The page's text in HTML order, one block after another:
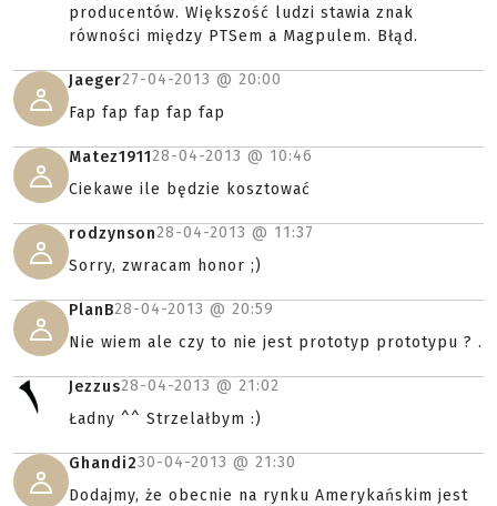
producentów. Większość ludzi stawia znak
równości między PTSem a Magpulem. Błąd.
Jaeger27-04-2013 @ 20:00
Fap fap fap fap fap
Matez191128-04-2013 @ 10:46
Ciekawe ile będzie kosztować
rodzynson28-04-2013 @ 11:37
Sorry, zwracam honor ;)
PlanB28-04-2013 @ 20:59
Nie wiem ale czy to nie jest prototyp prototypu ? .
Jezzus28-04-2013 @ 21:02
Ładny ^^ Strzelałbym :)
Ghandi230-04-2013 @ 21:30
Dodajmy, że obecnie na rynku Amerykańskim jest